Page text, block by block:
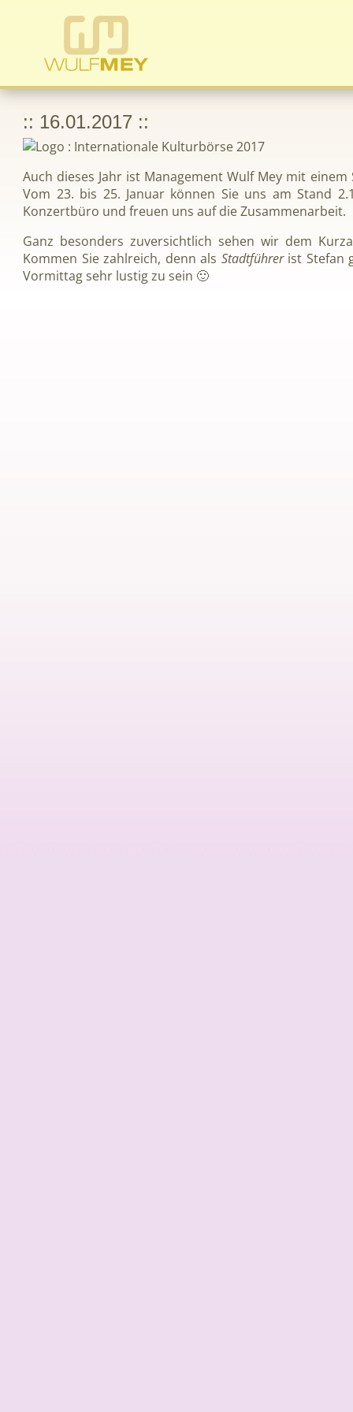
:: 16.01.2017 ::
Auch dieses Jahr ist Management Wulf Mey mit
Vom 23. bis 25. Januar können Sie uns am Stand
Konzertbüro und freuen uns auf die Zusammenarbeit.
Ganz besonders zuversichtlich sehen wir dem
Kommen Sie zahlreich, denn als Stadtführerist Stefan
Vormittag sehr lustig zu sein 🙂